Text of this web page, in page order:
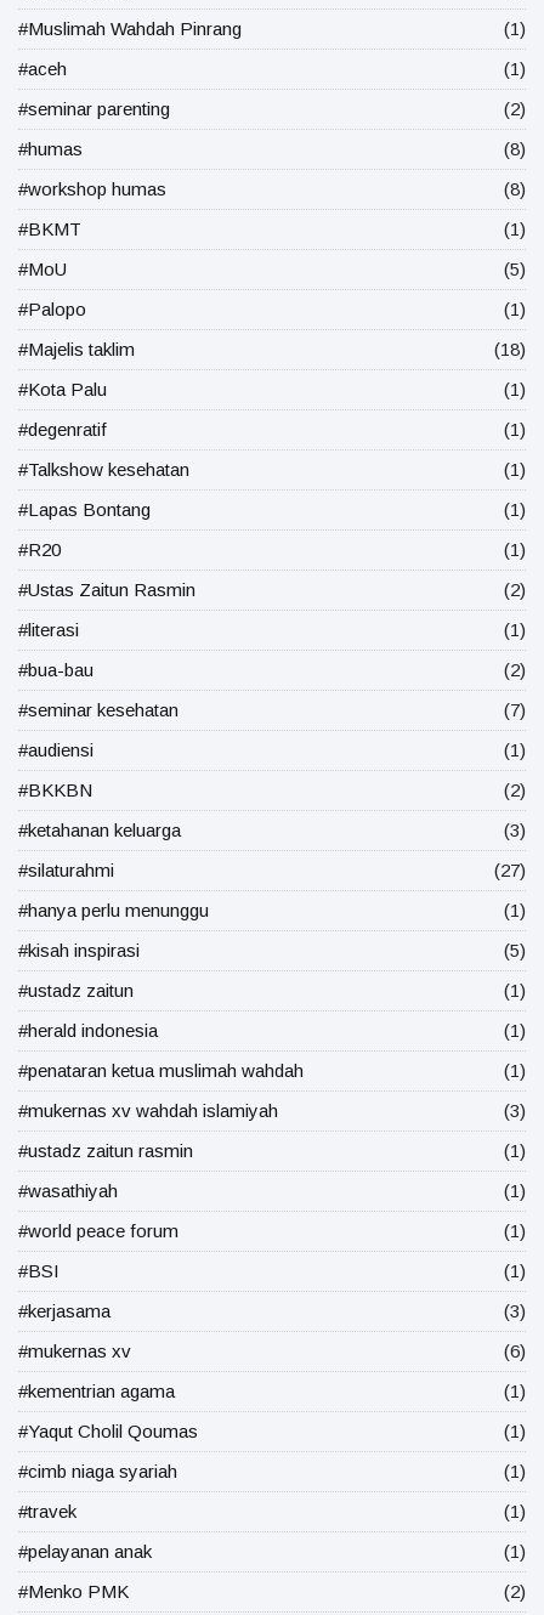
#Muslimah Wahdah Pinrang
(1)
#aceh
(1)
#seminar parenting
(2)
#humas
(8)
#workshop humas
(8)
#BKMT
(1)
#MoU
(5)
#Palopo
(1)
#Majelis taklim
(18)
#Kota Palu
(1)
#degenratif
(1)
#Talkshow kesehatan
(1)
#Lapas Bontang
(1)
#R20
(1)
#Ustas Zaitun Rasmin
(2)
#literasi
(1)
#bua-bau
(2)
#seminar kesehatan
(7)
#audiensi
(1)
#BKKBN
(2)
#ketahanan keluarga
(3)
#silaturahmi
(27)
#hanya perlu menunggu
(1)
#kisah inspirasi
(5)
#ustadz zaitun
(1)
#herald indonesia
(1)
#penataran ketua muslimah wahdah
(1)
#mukernas xv wahdah islamiyah
(3)
#ustadz zaitun rasmin
(1)
#wasathiyah
(1)
#world peace forum
(1)
#BSI
(1)
#kerjasama
(3)
#mukernas xv
(6)
#kementrian agama
(1)
#Yaqut Cholil Qoumas
(1)
#cimb niaga syariah
(1)
#travek
(1)
#pelayanan anak
(1)
#Menko PMK
(2)